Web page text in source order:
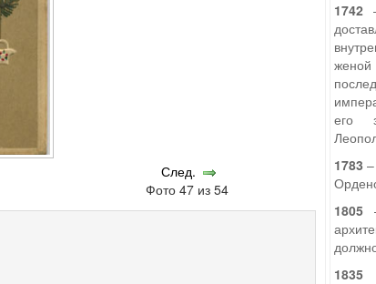
След.
Фото 47 из 54
1742–
его
1783
1805–
1835